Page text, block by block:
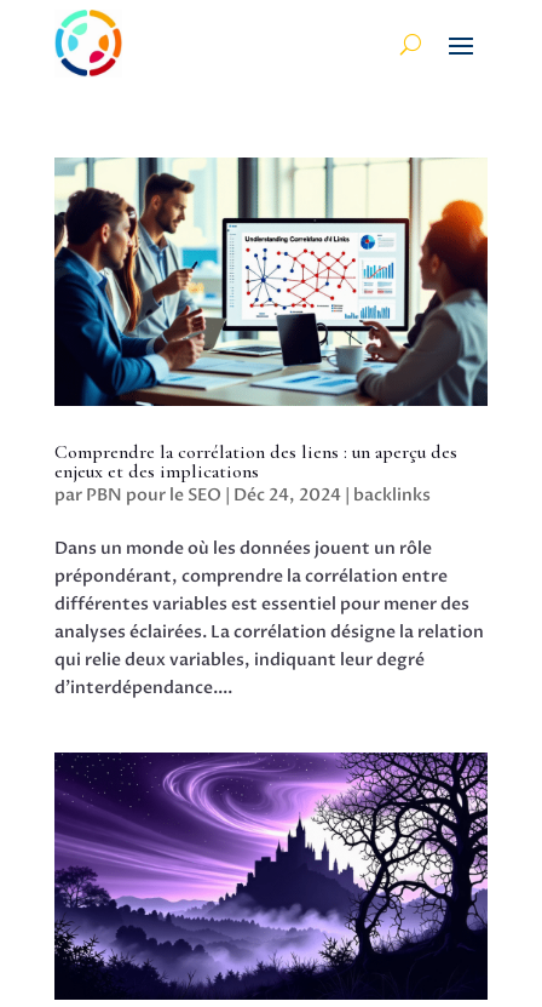
Comprendre la corrélation des liens : un aperçu des
enjeux et des implications
par PBN pour le SEO | Déc 24, 2024| backlinks
Dans un monde où les données jouent un rôle
prépondérant, comprendre la corrélation entre
différentes variables est essentiel pour mener des
analyses éclairées. La corrélation désigne la relation
qui relie deux variables, indiquant leur degré
d’interdépendance....